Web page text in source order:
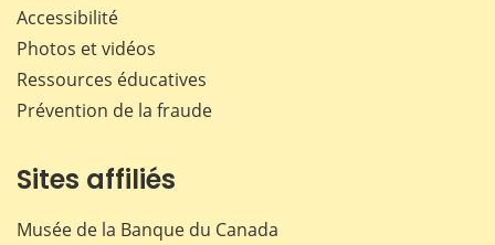
Accessibilité
Photos et vidéos
Ressources éducatives
Prévention de la fraude
Sites affiliés
Musée de la Banque du Canada